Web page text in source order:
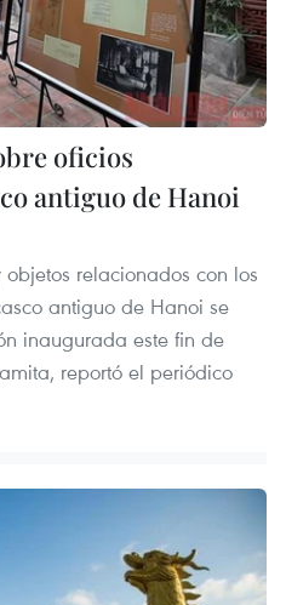
oficios
antiguo de Hanoi
relacionados con los
antiguo de Hanoi se
inaugurada este fin de
reportó el periódico